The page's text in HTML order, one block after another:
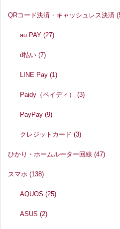
QRコード決済・キャッシュレス決済
au PAY(27)
d払い(7)
LINE Pay(1)
Paidy（ペイディ）(3)
PayPay(9)
クレジットカード(3)
ひかり・ホームルーター回線 (47)
スマホ (138)
AQUOS(25)
ASUS(2)